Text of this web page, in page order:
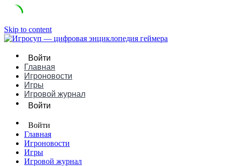
Skip to content
Войти
Главная
Игроновости
Игры
Игровой журнал
Войти
Войти
Главная
Игроновости
Игры
Игровой журнал